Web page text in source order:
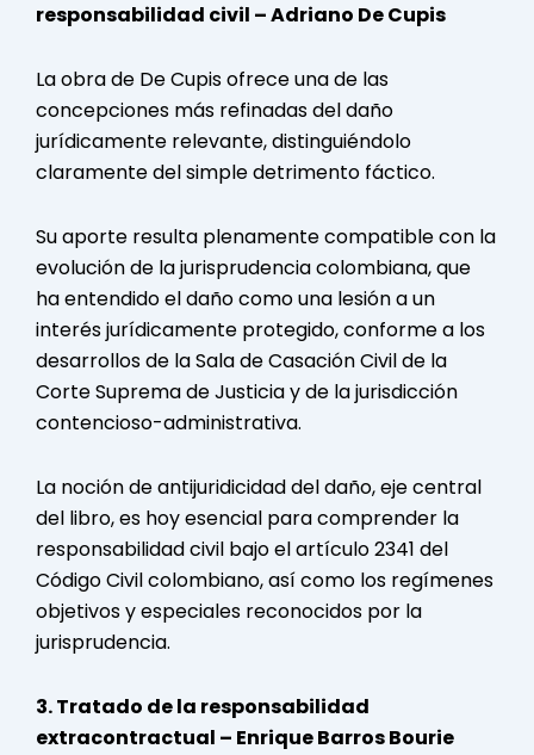
responsabilidad civil – Adriano De Cupis
La obra de De Cupis ofrece una de las
concepciones más refinadas del daño
jurídicamente relevante, distinguiéndolo
claramente del simple detrimento fáctico.
Su aporte resulta plenamente compatible con la
evolución de la jurisprudencia colombiana, que
ha entendido el daño como una lesión a un
interés jurídicamente protegido, conforme a los
desarrollos de la Sala de Casación Civil de la
Corte Suprema de Justicia y de la jurisdicción
contencioso-administrativa.
La noción de antijuridicidad del daño, eje central
del libro, es hoy esencial para comprender la
responsabilidad civil bajo el artículo 2341 del
Código Civil colombiano, así como los regímenes
objetivos y especiales reconocidos por la
jurisprudencia.
3. Tratado de la responsabilidad
extracontractual – Enrique Barros Bourie